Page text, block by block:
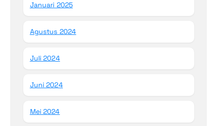
Januari 2025
Agustus 2024
Juli 2024
Juni 2024
Mei 2024